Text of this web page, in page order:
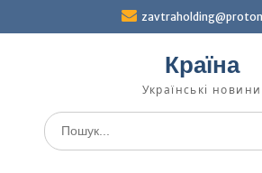
Країна
Українські новини
Шукати: